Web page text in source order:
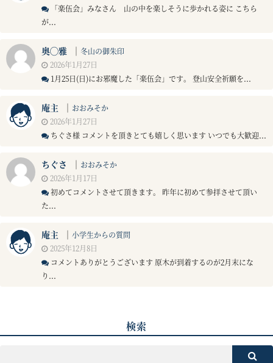
「楽伍会」みなさん 山の中を楽しそうに歩かれる姿に こちら
が...
奥◯雅 ｜ 冬山の御朱印
2026年1月27日
1月25日(日)にお邪魔した「楽伍会」です。 登山安全祈願を...
庵主 ｜ おおみそか
2026年1月27日
ちぐさ様 コメントを頂きとても嬉しく思います いつでも大歓迎...
ちぐさ ｜ おおみそか
2026年1月17日
初めてコメントさせて頂きます。 昨年に初めて参拝させて頂い
た...
庵主 ｜ 小学生からの質問
2025年12月8日
コメントありがとうございます 原木が到着するのが2月末にな
り...
検索